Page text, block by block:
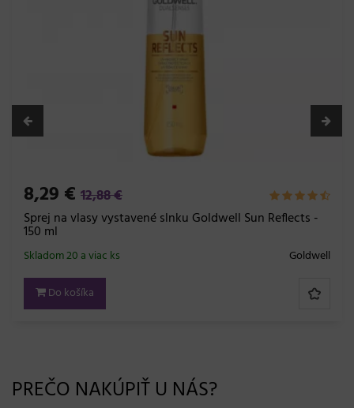
8,29 € 12,88 €
Sprej na vlasy vystavené slnku Goldwell Sun Reflects -
150 ml
Goldwell
Skladom 20 a viac ks
Do košíka
PREČO NAKÚPIŤ U NÁS?